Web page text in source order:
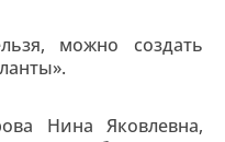
можно создать
Нина Яковлевна,